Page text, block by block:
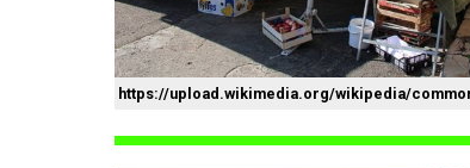
https://upload.wikimedia.org/wikipedia/